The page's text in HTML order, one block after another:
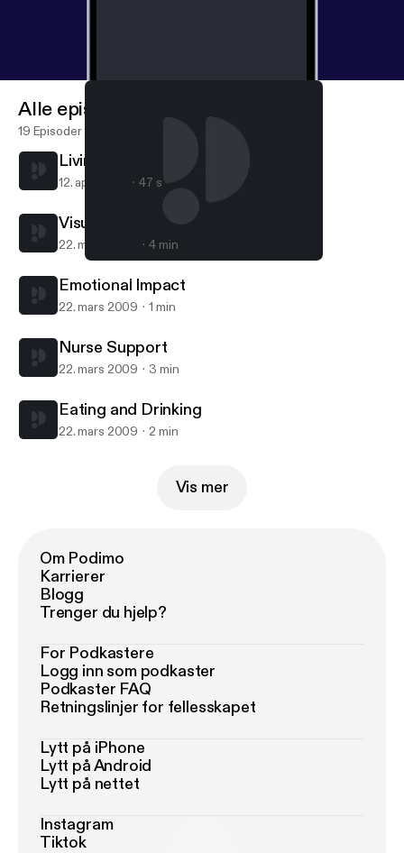
Living with visual Impairment - for iPad/Mac/PC
Alle episoder
19 Episoder
Living with visual Impairment
12. april 2010 47 s
Visual Impairment
22. mars 2009 4 min
Emotional Impact
22. mars 2009 1 min
Nurse Support
22. mars 2009 3 min
Eating and Drinking
22. mars 2009 2 min
Vis mer
Om Podimo
Karrierer
Blogg
Trenger du hjelp?
For Podkastere
Logg inn som podkaster
Podkaster FAQ
Retningslinjer for fellesskapet
Lytt på iPhone
Lytt på Android
Lytt på nettet
Instagram
Tiktok